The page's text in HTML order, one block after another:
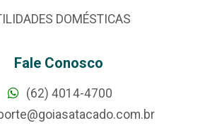
DOMÉSTICAS
Fale Conosco
(62) 4014-4700